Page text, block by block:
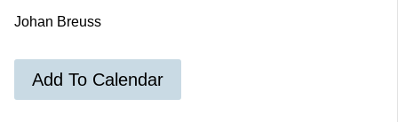
Johan Breuss
Add To Calendar